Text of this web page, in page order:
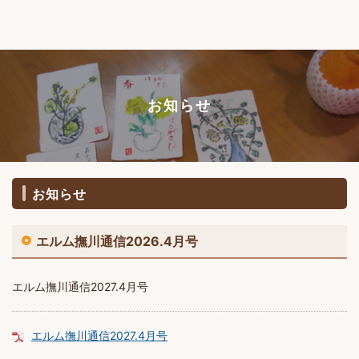
お知らせ
お知らせ
エルム撫川通信2026.4月号
エルム撫川通信2027.4月号
エルム撫川通信2027.4月号